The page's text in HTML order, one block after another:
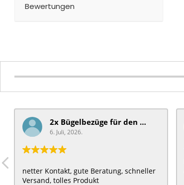
Bewertungen
2x Bügelbezüge für ​den Schiebegriff
6. Juli, 2026.
netter Kontakt, gute Beratung, schneller
Versand, tolles Produkt